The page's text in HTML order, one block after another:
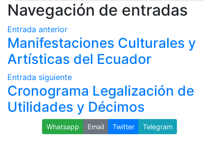
Navegación de entradas
Entrada anterior
Manifestaciones Culturales y
Artísticas del Ecuador
Entrada siguiente
Cronograma Legalización de
Utilidades y Décimos
Whatsapp Email Twitter Telegram